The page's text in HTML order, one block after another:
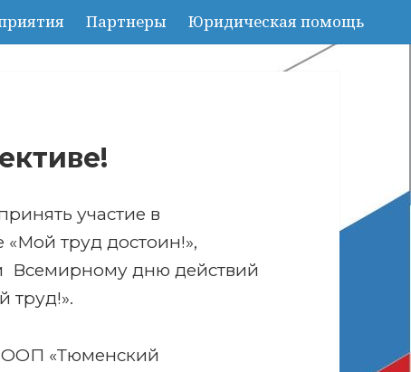
Партнеры Юридическая помощь
участие в
«Мой труд достоин!»,
Всемирному дню действий
труд!».
«Тюменский